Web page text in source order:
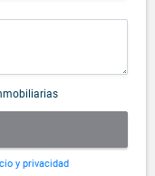
y privacidad